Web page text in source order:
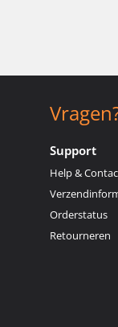
Support
Help &
Orderstatus
Retourneren